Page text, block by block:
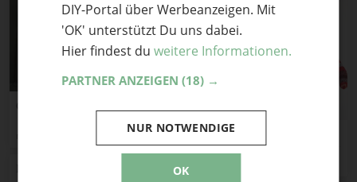
Affe und Hase
MEZ Handarbeiten
DIY-Portal über Werbeanzeigen. Mit
'OK' unterstützt Du uns dabei.
Hier findest du weitere Informationen.
PARTNER ANZEIGEN (18) →
OK
NUR NOTWENDIGE